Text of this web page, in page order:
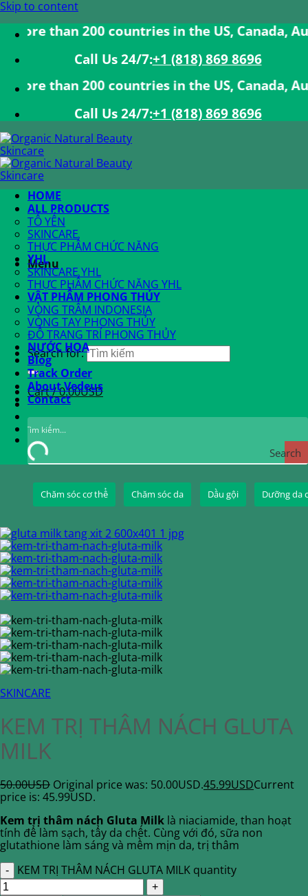
Skip to content
200 countries in the US, Canada,
Call Us 24/7:ㅤ+1 (818) 869 8696
200 countries in the US, Canada,
Call Us 24/7:ㅤ+1 (818) 869 8696
Menu
Search for:
Cart /0.00USD
HOME
ALL PRODUCTS
TỔ YẾN
SKINCARE
THỰC PHẨM CHỨC NĂNG
YHL
SKINCARE YHL
THỰC PHẨM CHỨC NĂNG YHL
VẬT PHẨM PHONG THỦY
VÒNG TRẦM INDONESIA
VÒNG TAY PHONG THỦY
ĐỒ TRANG TRÍ PHONG THỦY
NƯỚC HOA
Blog
Track Order
About Vedeus
Contact
Search
Chăm sóc cơ thể Chăm sóc da Dầu gội Dưỡng da
SKINCARE
KEM TRỊ THÂM NÁCH GLUTA
MILK
50.00USD Original price was: 50.00USD.45.99USDCurrent
price is: 45.99USD.
Kem trị thâm nách Gluta Milk là niaciamide, than hoạt
tính để làm sạch, tẩy da chết. Cùng với đó, sữa non
glutathione làm sáng và mềm mịn da, trị thâm
KEM TRỊ THÂM NÁCH GLUTA MILK quantity